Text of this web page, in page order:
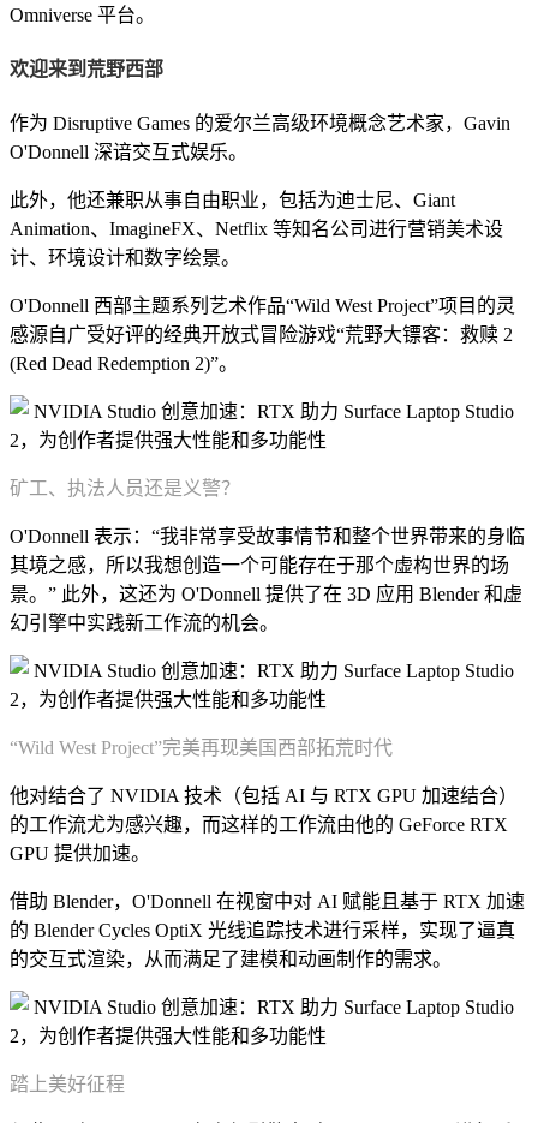
Omniverse 平台。
欢迎来到荒野西部
作为 Disruptive Games 的爱尔兰高级环境概念艺术家，Gavin
O'Donnell 深谙交互式娱乐。
此外，他还兼职从事自由职业，包括为迪士尼、Giant
Animation、ImagineFX、Netflix 等知名公司进行营销美术设
计、环境设计和数字绘景。
O'Donnell 西部主题系列艺术作品“Wild West Project”项目的灵
感源自广受好评的经典开放式冒险游戏“荒野大镖客：救赎 2
(Red Dead Redemption 2)”。
矿工、执法人员还是义警？
O'Donnell 表示：“我非常享受故事情节和整个世界带来的身临
其境之感，所以我想创造一个可能存在于那个虚构世界的场
景。” 此外，这还为 O'Donnell 提供了在 3D 应用 Blender 和虚
幻引擎中实践新工作流的机会。
“Wild West Project”完美再现美国西部拓荒时代
他对结合了 NVIDIA 技术（包括 AI 与 RTX GPU 加速结合）
的工作流尤为感兴趣，而这样的工作流由他的 GeForce RTX
GPU 提供加速。
借助 Blender，O'Donnell 在视窗中对 AI 赋能且基于 RTX 加速
的 Blender Cycles OptiX 光线追踪技术进行采样，实现了逼真
的交互式渲染，从而满足了建模和动画制作的需求。
踏上美好征程